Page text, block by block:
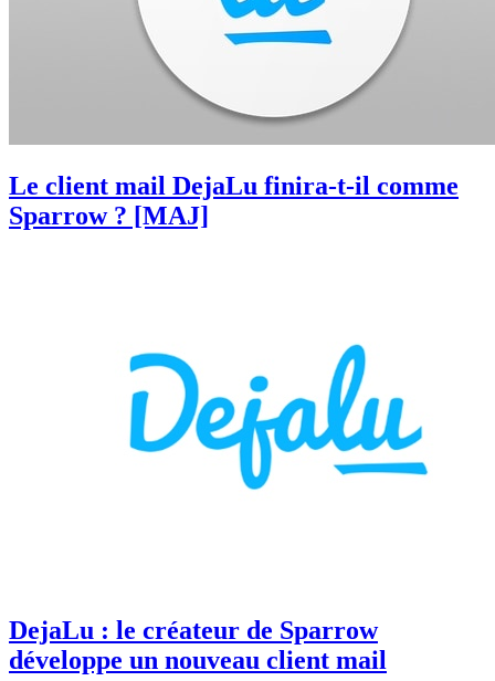
Le client mail DejaLu finira-t-il comme
Sparrow ? [MAJ]
DejaLu : le créateur de Sparrow
développe un nouveau client mail